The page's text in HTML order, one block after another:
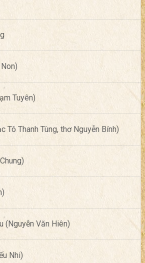
Tuyên)
Tô Thanh Tùng, thơ Nguyễn Bính)
(Nguyễn Văn Hiên)
Nhi)